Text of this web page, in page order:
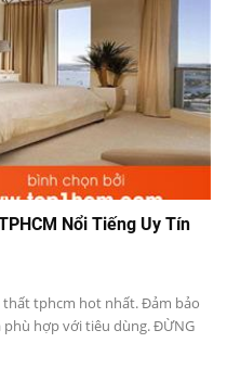
Nổi Tiếng Uy Tín
thất tphcm hot nhất. Đảm bảo
hợp với tiêu dùng. ĐỪNG